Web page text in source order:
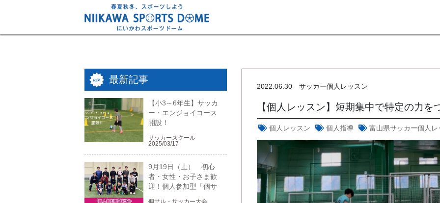
2022.06.30 サッカー個人レッスン
【個人レッスン】短期集中で特定の力を
個人レッスン 個人指導 富山県サッカー個人レ
最新記事
【小3～6年生】サッカ
ー・エンジョイコース
開設！
サッカースクール
2025/03/17
9月19日（土） 初心
者・女性・お子さま歓
迎！個人参加型「個サ
個サル・サッカー大会